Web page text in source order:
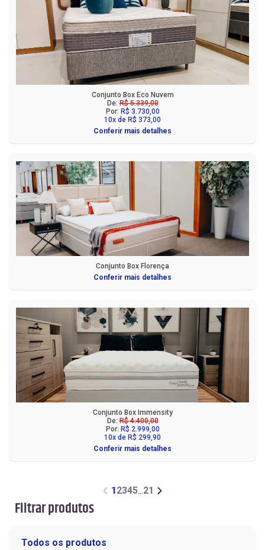
Filtrar produtos
Todos os produtos
Conjunto Box Eco Nuvem
De:R$ 5.339,00
Por: R$ 3.730,00
10x de R$ 373,00
Conferir mais detalhes
Conjunto Box Florença
Conferir mais detalhes
Conjunto Box Immensity
De:R$ 4.400,00
Por: R$ 2.999,00
10x de R$ 299,90
Conferir mais detalhes
1 2345...21